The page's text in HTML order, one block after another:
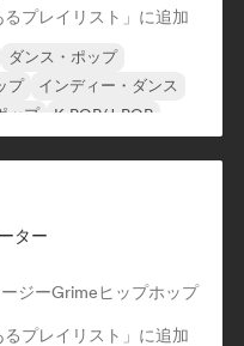
プレイリスト」に追加
ダンス・ポップ
プ
インディー・ダンス
ップ K-POP/J-POP
ター
ジーGrimeヒップホップ
プレイリスト」に追加